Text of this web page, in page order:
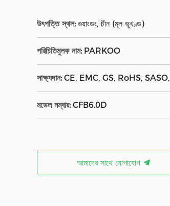
উৎপত্তি স্থল: গুয়াংডং, চীন (মূল ভূখণ্ড)
পরিচিতিমুলক নাম: PARKOO
সাক্ষ্যদান: CE, EMC, GS, RoHS,
মডেল নম্বার: CFB6.0D
আমাদের সাথে যোগাযোগ